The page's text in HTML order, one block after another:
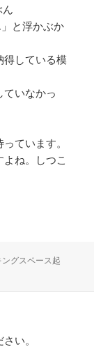
と浮かぶか
得している模
ていなかっ
ています。
ね。しつこ
ングスペース起
い。